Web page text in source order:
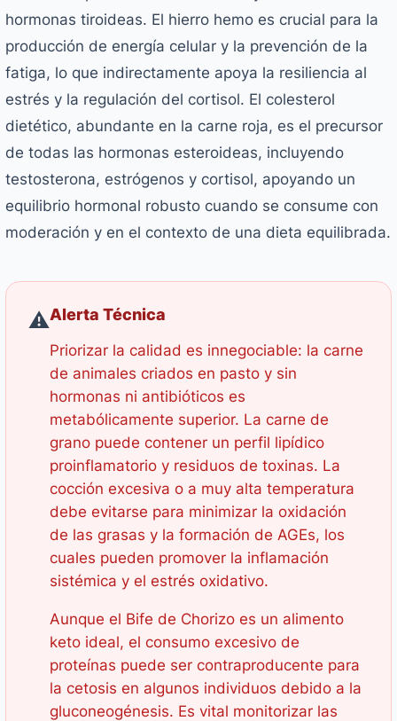
hormonas tiroideas. El hierro hemo es crucial para la
producción de energía celular y la prevención de la
fatiga, lo que indirectamente apoya la resiliencia al
estrés y la regulación del cortisol. El colesterol
dietético, abundante en la carne roja, es el precursor
de todas las hormonas esteroideas, incluyendo
testosterona, estrógenos y cortisol, apoyando un
equilibrio hormonal robusto cuando se consume con
moderación y en el contexto de una dieta equilibrada.
⚠️Alerta Técnica
Priorizar la calidad es innegociable: la carne
de animales criados en pasto y sin
hormonas ni antibióticos es
metabólicamente superior. La carne de
grano puede contener un perfil lipídico
proinflamatorio y residuos de toxinas. La
cocción excesiva o a muy alta temperatura
debe evitarse para minimizar la oxidación
de las grasas y la formación de AGEs, los
cuales pueden promover la inflamación
sistémica y el estrés oxidativo.
Aunque el Bife de Chorizo es un alimento
keto ideal, el consumo excesivo de
proteínas puede ser contraproducente para
la cetosis en algunos individuos debido a la
gluconeogénesis. Es vital monitorizar las